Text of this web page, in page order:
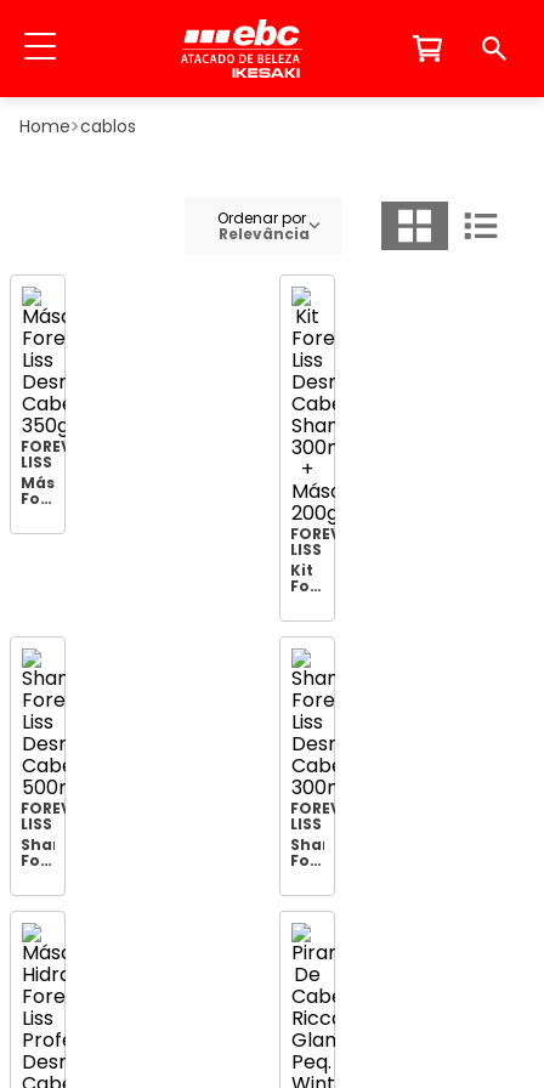
cablos
Ordenar por
Relevância
FOREVER
LISS
Máscara
Forever
Desmaia FOREVER
LISS
Kit
Forever
Desmaia
Cabelo
Shampoo
300ml
+
Máscara
200g
FOREVER
LISS
Shampoo
Forever
Desmaia
Cabelo
500ml
FOREVER
LISS
Shampoo
Forever
Desmaia
Cabelo
300ml